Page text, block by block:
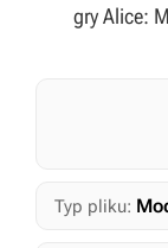
gry Alice:
Typ pliku: